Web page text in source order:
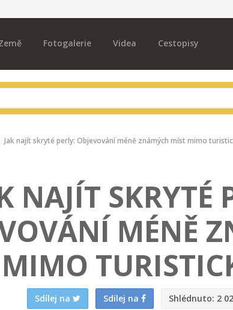
Fotogalerie Videa Cestopisy
Jak najít skryté perly: Objevování méně známých míst mimo
NAJÍT SKRYTÉ
MÉNĚ
Sdílej na Sdílej na Shlédnuto: 2